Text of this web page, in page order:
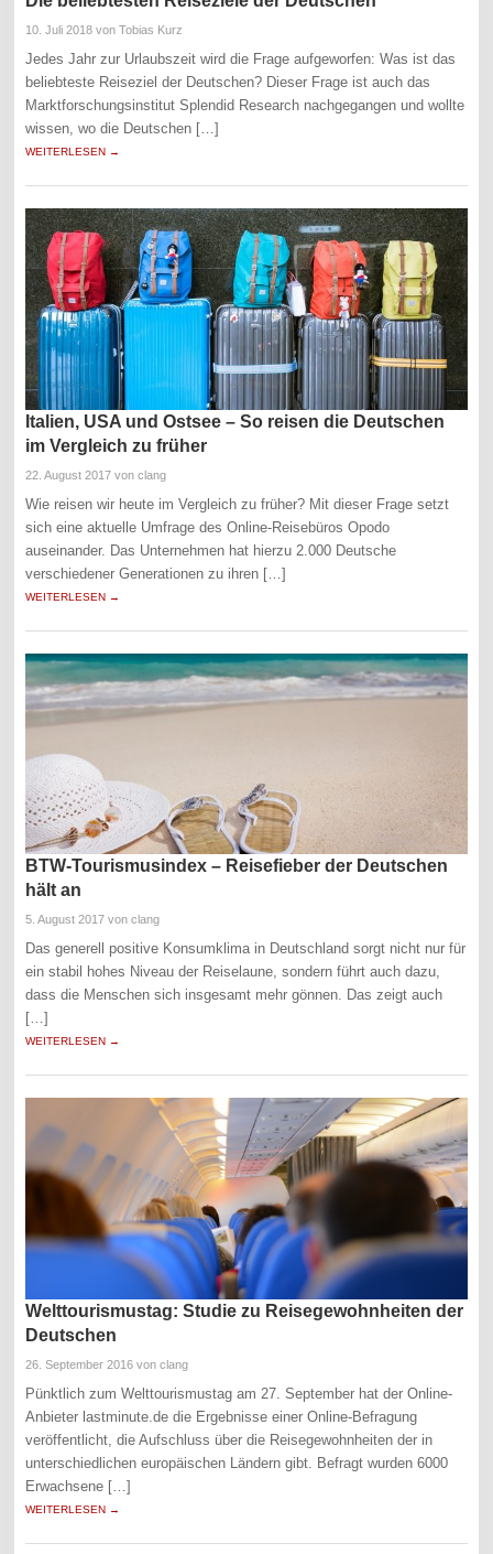
10. Juli 2018 von Tobias Kurz
Jedes Jahr zur Urlaubszeit wird die Frage aufgeworfen: Was ist das
beliebteste Reiseziel der Deutschen? Dieser Frage ist auch das
Marktforschungsinstitut Splendid Research nachgegangen und wollte
wissen, wo die Deutschen […]
WEITERLESEN →
Italien, USA und Ostsee – So reisen die Deutschen
im Vergleich zu früher
22. August 2017 von clang
Wie reisen wir heute im Vergleich zu früher? Mit dieser Frage setzt
sich eine aktuelle Umfrage des Online-Reisebüros Opodo
auseinander. Das Unternehmen hat hierzu 2.000 Deutsche
verschiedener Generationen zu ihren […]
WEITERLESEN →
BTW-Tourismusindex – Reisefieber der Deutschen
hält an
5. August 2017 von clang
Das generell positive Konsumklima in Deutschland sorgt nicht nur für
ein stabil hohes Niveau der Reiselaune, sondern führt auch dazu,
dass die Menschen sich insgesamt mehr gönnen. Das zeigt auch
[…]
WEITERLESEN →
Welttourismustag: Studie zu Reisegewohnheiten der
Deutschen
26. September 2016 von clang
Pünktlich zum Welttourismustag am 27. September hat der Online-
Anbieter lastminute.de die Ergebnisse einer Online-Befragung
veröffentlicht, die Aufschluss über die Reisegewohnheiten der in
unterschiedlichen europäischen Ländern gibt. Befragt wurden 6000
Erwachsene […]
WEITERLESEN →